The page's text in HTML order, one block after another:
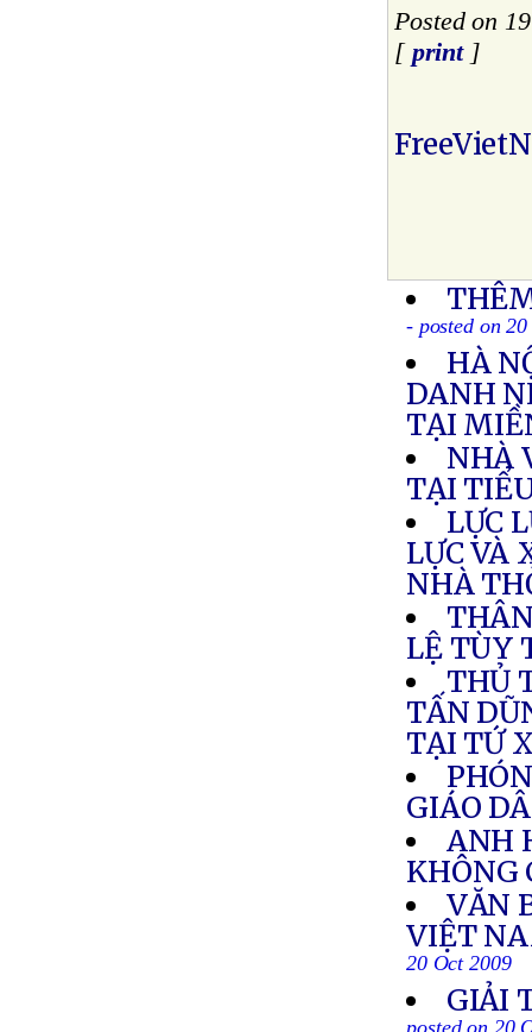
Posted on
[ print]
- posted on
HÀ
DANH
TẠI
NHÀ
TẠI
LỰC
LỰC VÀ
NHÀ
LỆ TÙY
THỦ
TẤN
TẠI TỨ
GIÁO
ANH
KHÔNG
VĂN
VIỆT
20 Oct 2009
GIẢI